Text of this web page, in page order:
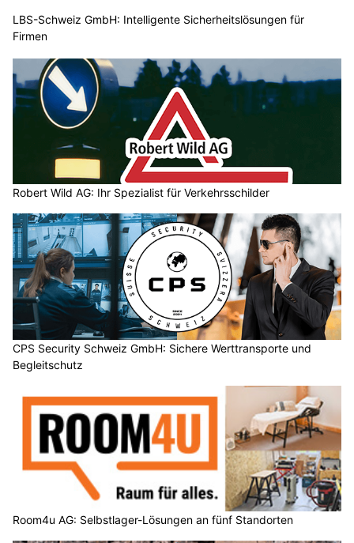
LBS-Schweiz GmbH: Intelligente Sicherheitslösungen für
Firmen
Robert Wild AG: Ihr Spezialist für Verkehrsschilder
CPS Security Schweiz GmbH: Sichere Werttransporte und
Begleitschutz
Room4u AG: Selbstlager-Lösungen an fünf Standorten